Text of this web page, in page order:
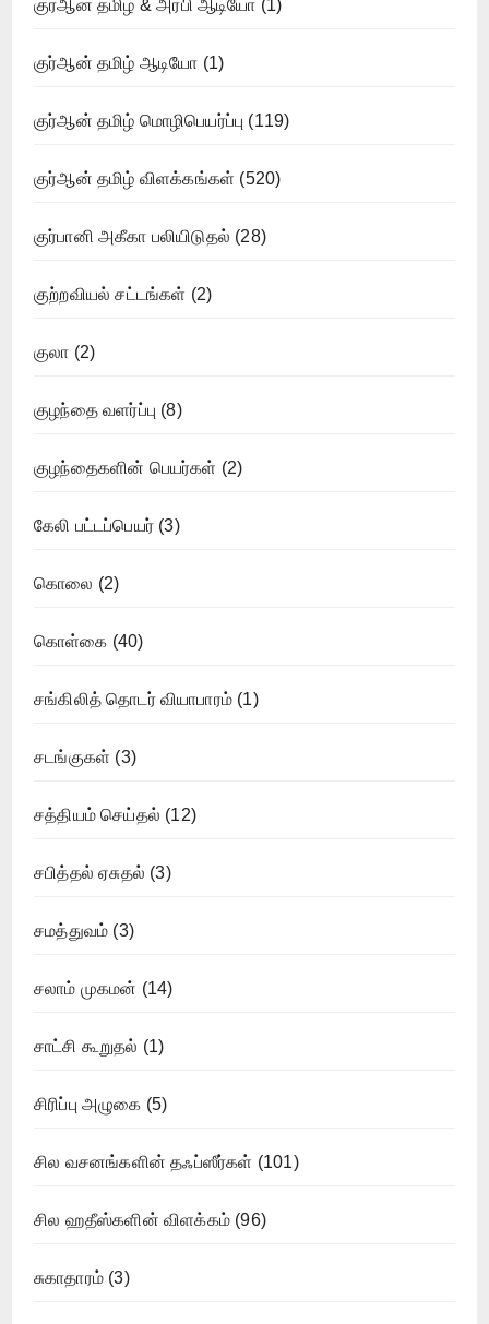
குர்ஆன் தமிழ் & அரபி ஆடியோ (1)
குர்ஆன் தமிழ் ஆடியோ (1)
குர்ஆன் தமிழ் மொழிபெயர்ப்பு (119)
குர்ஆன் தமிழ் விளக்கங்கள் (520)
குர்பானி அகீகா பலியிடுதல் (28)
குற்றவியல் சட்டங்கள் (2)
குலா (2)
குழந்தை வளர்ப்பு (8)
குழந்தைகளின் பெயர்கள் (2)
கேலி பட்டப்பெயர் (3)
கொலை (2)
கொள்கை (40)
சங்கிலித் தொடர் வியாபாரம் (1)
சடங்குகள் (3)
சத்தியம் செய்தல் (12)
சபித்தல் ஏசுதல் (3)
சமத்துவம் (3)
சலாம் முகமன் (14)
சாட்சி கூறுதல் (1)
சிரிப்பு அழுகை (5)
சில வசனங்களின் தஃப்ஸீர்கள் (101)
சில ஹதீஸ்களின் விளக்கம் (96)
சுகாதாரம் (3)